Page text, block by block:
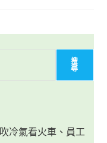
搜
尋
冷氣看火車、員工